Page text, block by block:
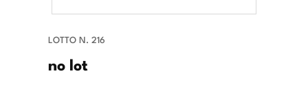
LOTTO N. 216
no lot